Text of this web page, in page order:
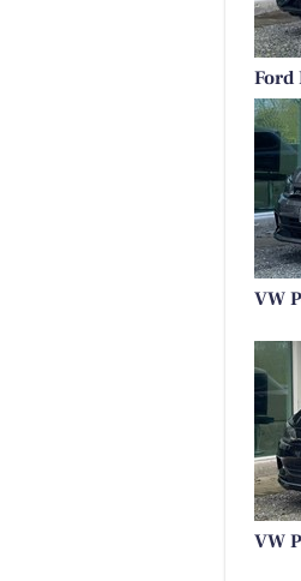
Ford
VW
VW